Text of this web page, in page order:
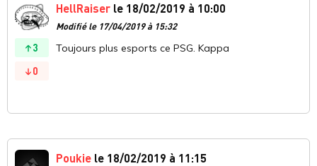
3
0
HellRaiser le 18/02/2019 à 10:00
Modifié le 17/04/2019 à 15:32
Toujours plus esports ce PSG. Kappa
Poukie le 18/02/2019 à 11:15